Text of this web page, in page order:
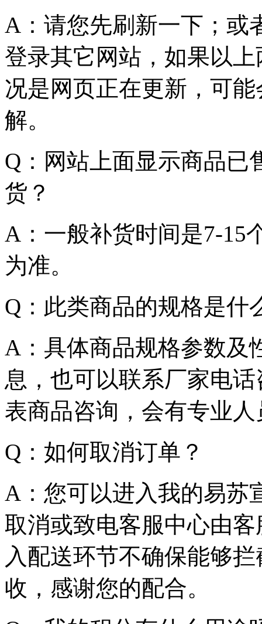
A：请您先刷新一下；或
登录其它网站，如果以
况是网页正在更新，可
解。
Q：网站上面显示商品已
货？
A：一般补货时间是7-15
为准。
Q：此类商品的规格是什
A：具体商品规格参数及
息，也可以联系厂家电
表商品咨询，会有专业
Q：如何取消订单？
A：您可以进入我的易苏
取消或致电客服中心由
入配送环节不确保能够
收，感谢您的配合。